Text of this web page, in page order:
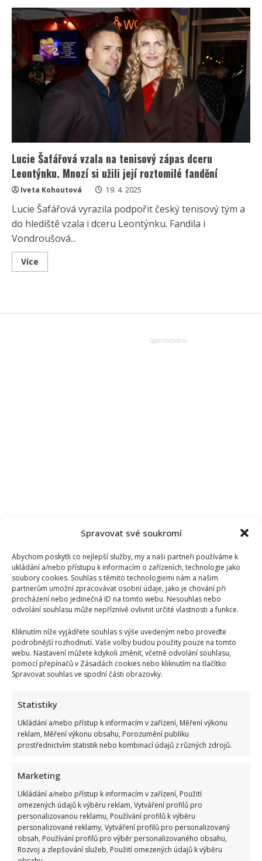
Spravovat své soukromí
Abychom poskytli co nejlepší služby, my a naši partneři používáme k
ukládání a/nebo přístupu k informacím o zařízeních, technologie jako
soubory cookies. Souhlas s těmito technologiemi nám a našim
partnerům umožní zpracovávat osobní údaje, jako je chování při
procházení nebo jedinečná ID na tomto webu. Nesouhlas nebo
odvolání souhlasu může nepříznivě ovlivnit určité vlastnosti a funkce.
Kliknutím níže vyjádřete souhlas s výše uvedeným nebo proveďte
podrobnější rozhodnutí. Vaše volby budou použity pouze na tomto
webu. Nastavení můžete kdykoli změnit, včetně odvolání souhlasu,
pomocí přepínačů v Zásadách cookies nebo kliknutím na tlačítko
Spravovat souhlas ve spodní části obrazovky.
Statistiky
Ukládání a/nebo přístup k informacím v zařízení, Měření výkonu
reklam, Měření výkonu obsahu, Porozumění publiku
prostřednictvím statistik nebo kombinací údajů z různých zdrojů.
Marketing
Ukládání a/nebo přístup k informacím v zařízení, Použití
omezených údajů k výběru reklam, Vytváření profilů pro
personalizovanou reklamu, Používání profilů k výběru
personalizované reklamy, Vytváření profilů pro personalizovaný
obsah, Používání profilů pro výběr personalizovaného obsahu,
Rozvoj a zlepšování služeb, Použití omezených údajů k výběru
Šafářová
okouzlila
fanoušky
proměnou
vzhledu:
Díky
novému
účesu
a
rudé
rtěnce
srší
sebevědomím
Lucie Šafářová vzala na tenisový zápas dceru
Leontýnku. Mnozí si užili její roztomilé fandění
Iveta Kohoutová 19. 4. 2025
Lucie Šafářová vyrazila podpořit český tenisový tým a
do hlediště vzala i dceru Leontýnku. Fandila i
Vondroušová...
Více
more
Stačila jedna fotka z dovolené, aby se na Babiše snesla další
kritika: Lidé spekulují, kde se koupe